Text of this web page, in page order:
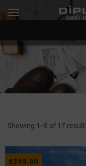
Showing 1–9 of 17
€399.00